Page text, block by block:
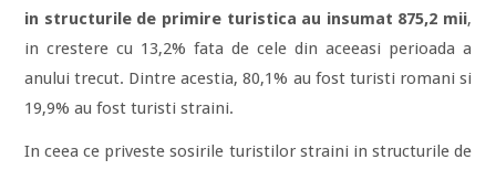
in structurile de primire turistica au insumat 875,2 mii,
in crestere cu 13,2% fata de cele din aceeasi perioada a
anului trecut. Dintre acestia, 80,1% au fost turisti romani si
19,9% au fost turisti straini.
In ceea ce priveste sosirile turistilor straini in structurile de